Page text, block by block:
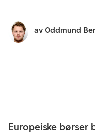
av Oddmund
Europeiske børser